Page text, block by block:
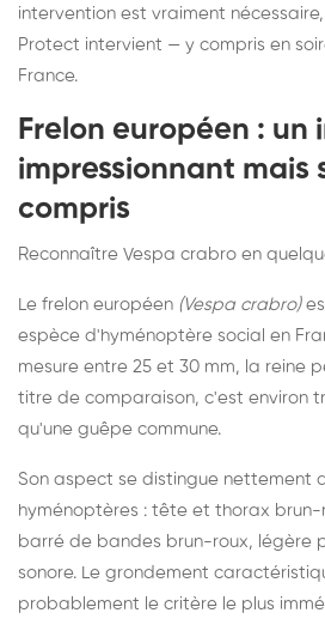
intervention est vraiment
Protect intervient — y compris en
France.
Frelon européen : un
impressionnant mais
compris
Reconnaître Vespa crabro en
Le frelon européen (Vespa crabro)
espèce d'hyménoptère social en
mesure entre 25 et 30 mm, la reine
titre de comparaison, c'est environ
qu'une guêpe commune.
Son aspect se distingue nettement
hyménoptères : tête et thorax
barré de bandes brun-roux, légère
sonore. Le grondement
probablement le critère le plus